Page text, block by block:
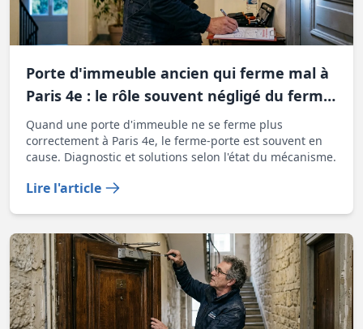
Porte d'immeuble ancien qui ferme mal à
Paris 4e : le rôle souvent négligé du ferme-
porte
Quand une porte d'immeuble ne se ferme plus
correctement à Paris 4e, le ferme-porte est souvent en
cause. Diagnostic et solutions selon l'état du mécanisme.
Lire l'article